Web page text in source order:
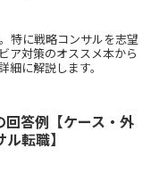
特に戦略コンサルを志望
ア対策のオススメ本から
に解説します。
回答例【ケース・外
転職】